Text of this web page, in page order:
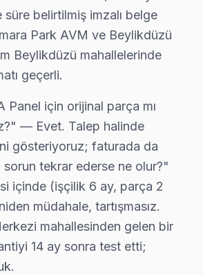
Teknik Profil ve Servis Rehberi
Teknik Servis Rehberi
TV'lerde En Sık Karşılaşılan Arızalar
en yaygın HDMI CEC
ruhu ilkeleri doğrultusunda
sistemi Onarım Süreci
servis ekibi arıza semptomlarını
osiloskop, ESR ölçer ile elektronik
tespit edilir: panel mi, anakart mı, güç
sunulur; onay olmadan işlem
süre belirtilmiş imzalı belge
Park AVM ve Beylikdüzü
Beylikdüzü mahallelerinde
geçerli.
Panel için orijinal parça mı
— Evet. Talep halinde
gösteriyoruz; faturada da
sorun tekrar ederse ne olur?"
içinde (işçilik 6 ay, parça 2
müdahale, tartışmasız.
mahallesinden gelen bir
14 ay sonra test etti;